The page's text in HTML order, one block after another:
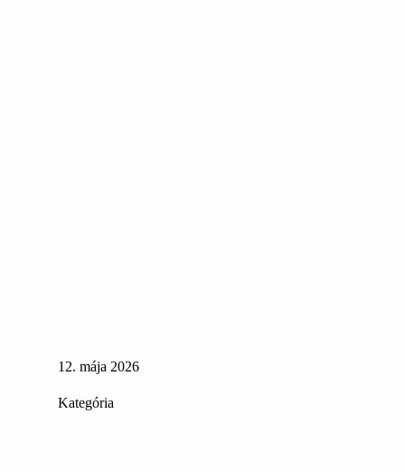
12. mája 2026
Kategória